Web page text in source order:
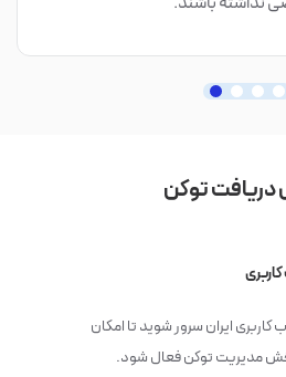
دریافت توکن
کاربری ایران‌ سرور شوید تا امکان
مدیریت توکن فعال شود.